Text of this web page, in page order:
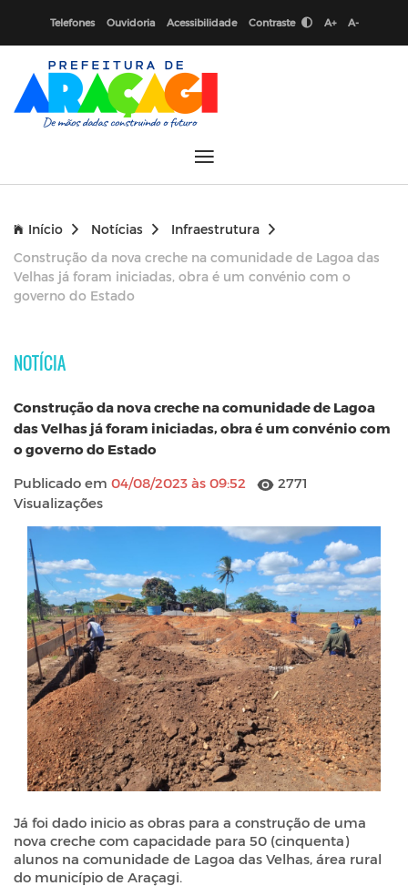
Telefones Ouvidoria Acessibilidade Contraste A+ A-
Início Notícias
Infraestrutura
Construção da nova creche na comunidade de Lagoa das
Velhas já foram iniciadas, obra é um convénio com o
governo do Estado
NOTÍCIA
Construção da nova creche na comunidade de Lagoa
das Velhas já foram iniciadas, obra é um convénio com
o governo do Estado
Publicado em 04/08/2023 às 09:52
2771
Visualizações
Já foi dado inicio as obras para a construção de uma
nova creche com capacidade para 50 (cinquenta)
alunos na comunidade de Lagoa das Velhas, área rural
do município de Araçagi.